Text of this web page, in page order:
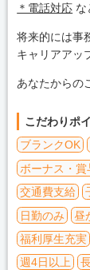
＊電話対応 な
将来的には事
キャリアアッ
あなたからの
こだわりポ
ブランクOK
ボーナス・賞
交通費支給
日勤のみ
昼
福利厚生充実
週4日以上